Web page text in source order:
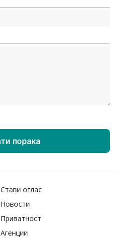
Стави оглас
Новости
Приватност
Агенции